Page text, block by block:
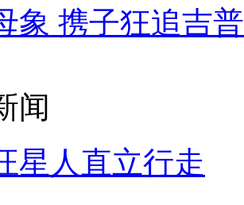
象 携子狂追吉
闻
星人直立行走